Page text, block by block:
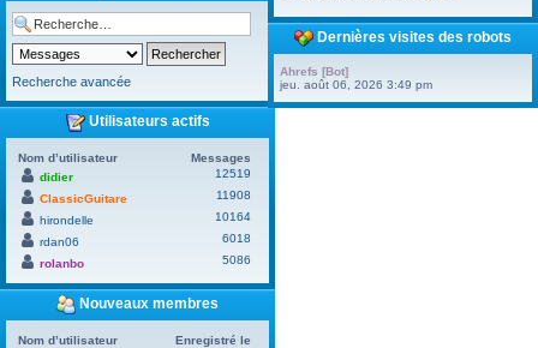
Recherche avancée
Utilisateurs actifs
Nom d’utilisateur
Messages
didier
12519
ClassicGuitare
11908
hirondelle
10164
rdan06
6018
rolanbo
5086
Nouveaux membres
Nom d’utilisateur
Enregistré le
Dernières visites des robots
Ahrefs [Bot]
jeu. août 06, 2026 3:49 pm